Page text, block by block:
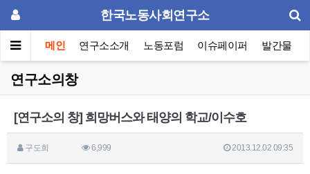
한국노동사회연구소
메인 연구소소개 노동포럼 이슈페이퍼 발간물
연구소의창
[연구소의 창] 희망버스와 태양의 학교/이수호
구도희 6,999 2013.12.02 09:35